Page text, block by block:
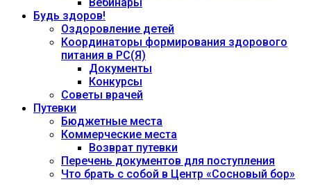
Будь здоров!
Оздоровление детей
Координаторы формирования здорового
питания в РС(Я)
Документы
Конкурсы
Советы врачей
Путевки
Бюджетные места
Коммерческие места
Возврат путевки
Перечень документов для поступления
Что брать с собой в Центр «Сосновый бор»